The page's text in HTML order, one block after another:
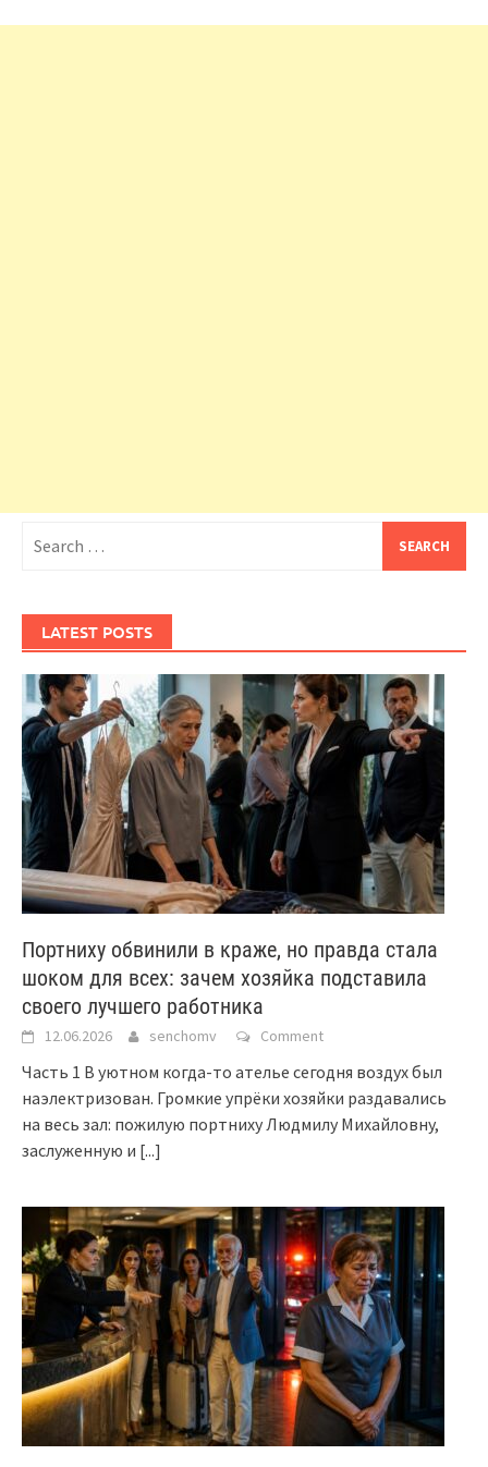
for:
LATEST POSTS
Портниху обвинили в краже, но правда стала
шоком для всех: зачем хозяйка подставила
своего лучшего работника
12.06.2026 senchomv Comment
Часть 1 В уютном когда-то ателье сегодня воздух был
наэлектризован. Громкие упрёки хозяйки раздавались
на весь зал: пожилую портниху Людмилу Михайловну,
заслуженную и [...]